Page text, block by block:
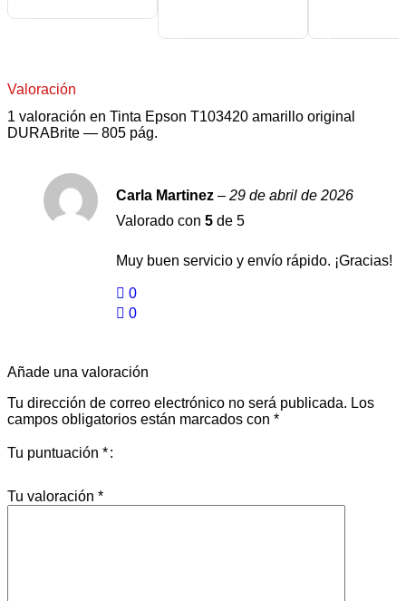
Valoración
1 valoración en Tinta Epson T103420 amarillo original
DURABrite — 805 pág.
Carla Martinez – 29 de abril de 2026
Valorado con 5 de 5
Muy buen servicio y envío rápido. ¡Gracias!
0
0
Añade una valoración
Tu dirección de correo electrónico no será publicada. Los
campos obligatorios están marcados con *
Tu puntuación *
Tu valoración *